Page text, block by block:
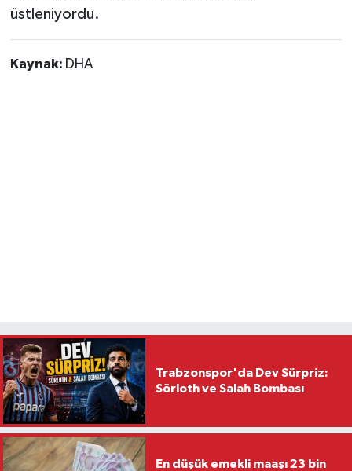
üstleniyordu.
Kaynak: DHA
Trabzonspor'da Dev Sürpriz:
Sörloth ve Salah Bombası
En düşük emekli maaşı 23 bin